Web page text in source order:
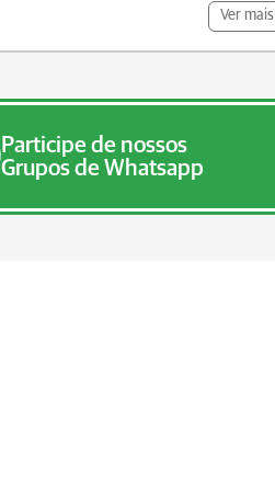
Ver mais
Participe de nossos
Grupos de Whatsapp